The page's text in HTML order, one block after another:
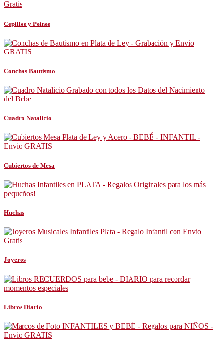
Cepillos y Peines
Conchas Bautismo
Cuadro Natalicio
Cubiertos de Mesa
Huchas
Joyeros
Libros Diario